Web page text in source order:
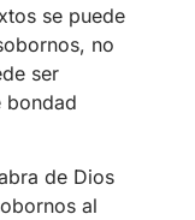
se puede
no
ser
bondad
de Dios
al